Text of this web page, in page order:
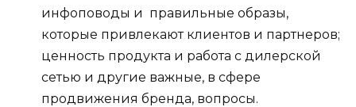
инфоповоды и правильные образы,
которые привлекают клиентов и партнеров;
ценность продукта и работа с дилерской
сетью и другие важные, в сфере
продвижения бренда, вопросы.